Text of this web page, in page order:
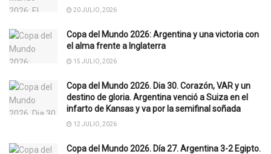
20 JULIO, 2026
Copa del Mundo 2026: Argentina y una victoria con
el alma frente a Inglaterra
15 JULIO, 2026
Copa del Mundo 2026. Dia 30. Corazón, VAR y un
destino de gloria. Argentina venció a Suiza en el
infarto de Kansas y va por la semifinal soñada
12 JULIO, 2026
Copa del Mundo 2026. Día 27. Argentina 3-2 Egipto.